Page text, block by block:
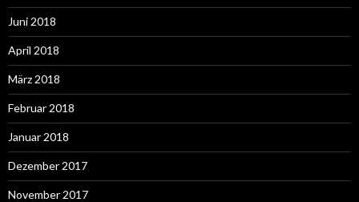
Juni 2018
April 2018
März 2018
Februar 2018
Januar 2018
Dezember 2017
November 2017